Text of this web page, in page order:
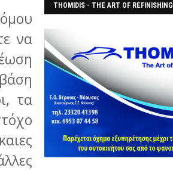
να
τα
THOMIDIS - THE ART OF REFINISHING